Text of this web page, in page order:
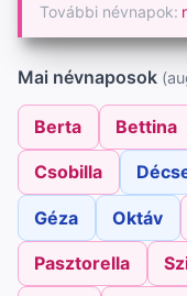
További névnapok:
Mai névnaposok
Berta Bettina
Csobilla
Géza Oktáv
Pasztorella